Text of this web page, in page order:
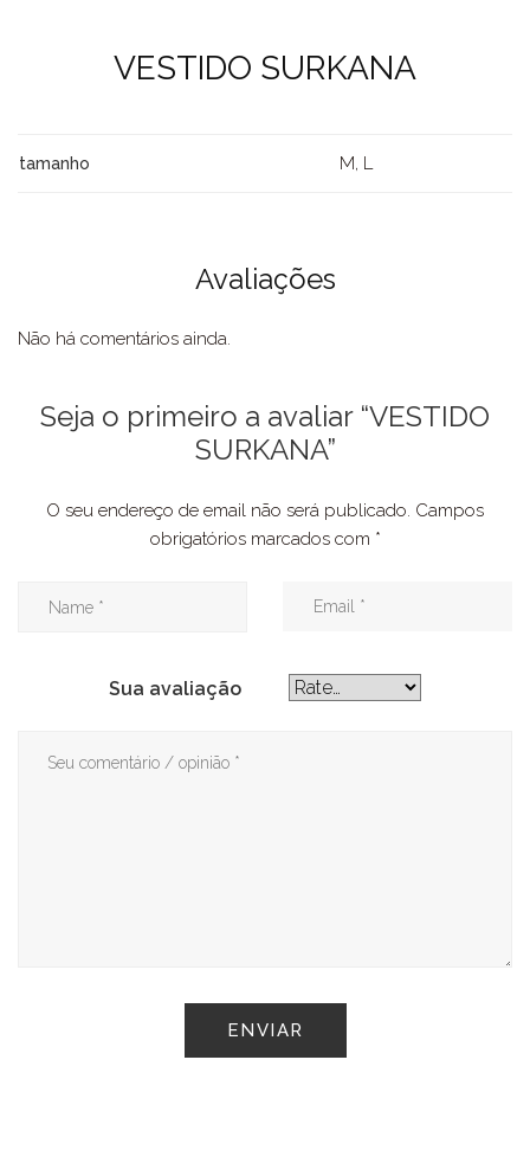
VESTIDO SURKANA
tamanho M, L
Avaliações
Não há comentários ainda.
Seja o primeiro a avaliar “VESTIDO
SURKANA”
O seu endereço de email não será publicado. Campos
obrigatórios marcados com *
Sua avaliação